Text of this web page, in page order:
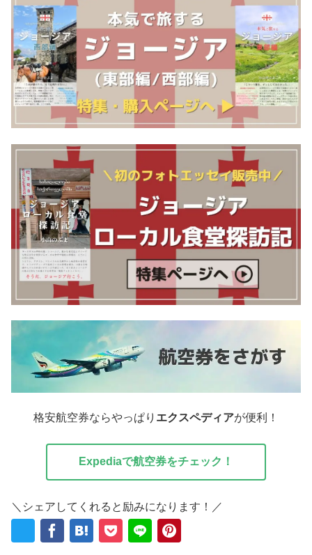
格安航空券ならやっぱり エクスペディアが便利！
Expediaで航空券をチェック！
＼シェアしてくれると励みになります！／